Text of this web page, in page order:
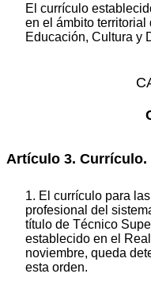
El currículo
en el ámbito
Educación, Cultura y
Artículo 3. Currículo.
1. El currículo para
profesional del
título de Técnico
establecido en el
noviembre, queda
esta orden.